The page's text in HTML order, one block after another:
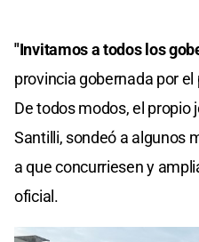
"Invitamos a todos los
provincia gobernada por
De todos modos, el propio
Santilli, sondeó a algunos
a que concurriesen y
oficial.